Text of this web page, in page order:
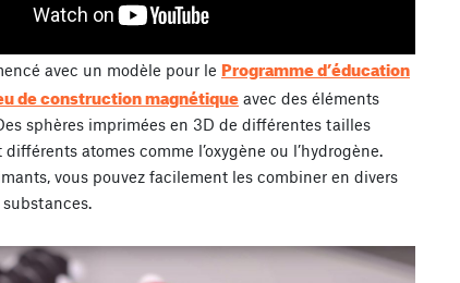
avec un modèle pour le Programme d’éducation
de construction magnétique avec des éléments
sphères imprimées en 3D de différentes tailles
atomes comme l’oxygène ou l’hydrogène.
vous pouvez facilement les combiner en divers